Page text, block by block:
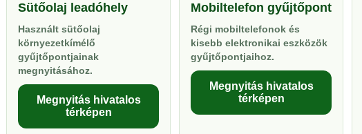
Sütőolaj leadóhely
Használt sütőolaj
környezetkímélő
gyűjtőpontjainak
megnyitásához.
Megnyitás hivatalos
térképen
Mobiltelefon gyűjtőpont
Régi mobiltelefonok és
kisebb elektronikai eszközök
gyűjtőpontjaihoz.
Megnyitás hivatalos
térképen